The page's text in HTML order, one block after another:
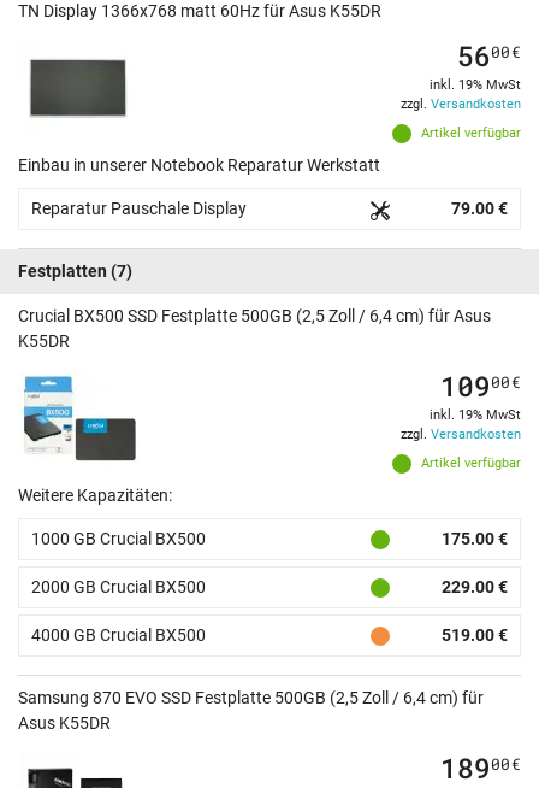
TN Display 1366x768 matt 60Hz für Asus K55DR
Artikel verfügbar
5600€
inkl. 19% MwSt
zzgl. Versandkosten
Einbau in unserer Notebook Reparatur Werkstatt
Reparatur Pauschale Display 79.00 €
Festplatten (7)
Crucial BX500 SSD Festplatte 500GB (2,5 Zoll / 6,4 cm) für Asus
K55DR
Artikel verfügbar
10900€
inkl. 19% MwSt
zzgl. Versandkosten
Weitere Kapazitäten:
1000 GB Crucial BX500 175.00 €
2000 GB Crucial BX500 229.00 €
4000 GB Crucial BX500 519.00 €
Samsung 870 EVO SSD Festplatte 500GB (2,5 Zoll / 6,4 cm) für
Asus K55DR
18900€